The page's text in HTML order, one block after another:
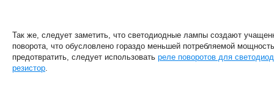
Так же, следует заметить, что светодиодные лампы создают
поворота, что обусловлено гораздо меньшей потребляемой
предотвратить, следует использовать реле поворотов для
резистор.